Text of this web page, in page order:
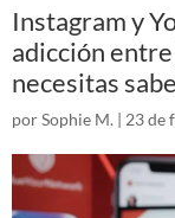
Instagram y
adicción
necesitas
porSophie M. | 23 de